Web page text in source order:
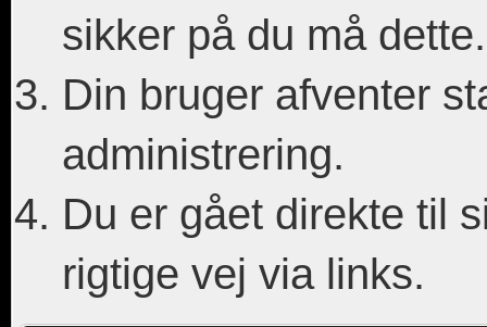
sikker på du må dette.
Din bruger afventer
administrering.
Du er gået direkte til
rigtige vej via links.